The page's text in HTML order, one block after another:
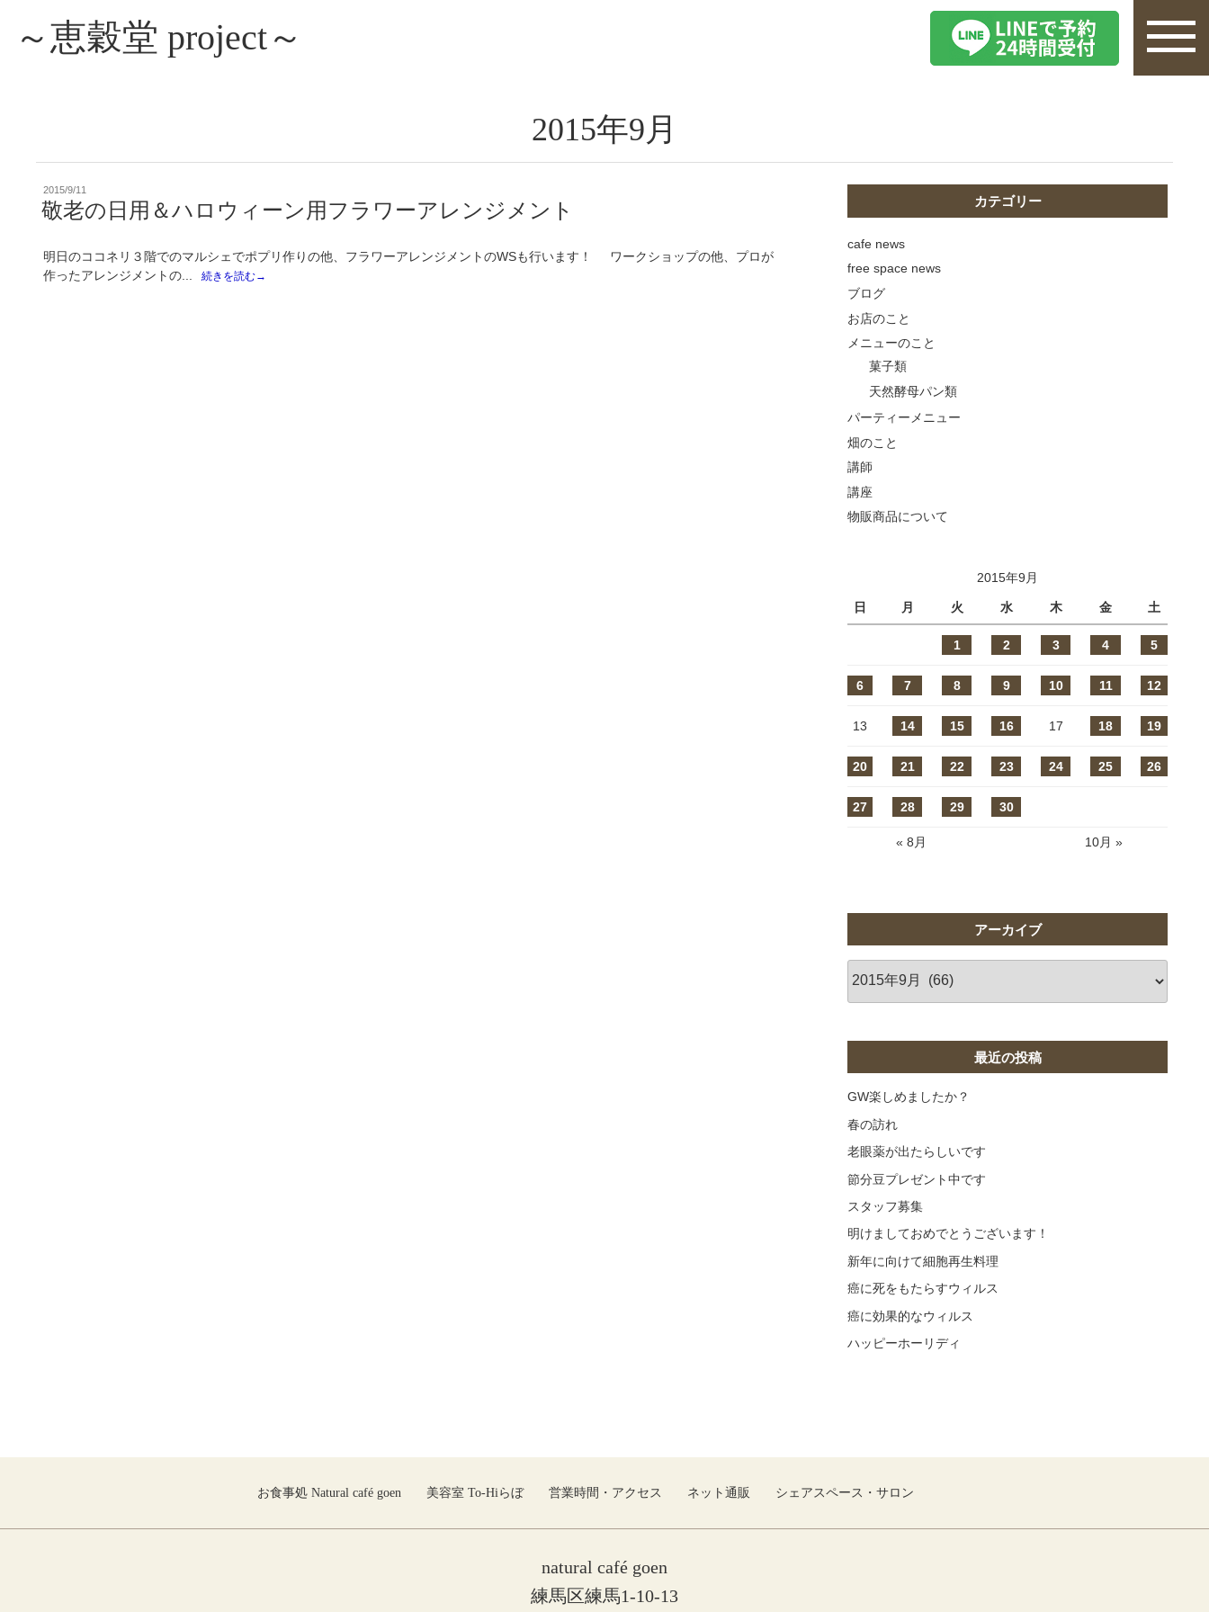
～恵穀堂 project～
2015年9月
投
稿
日:
2015/9/11
敬老の日用＆ハロウィーン用フラワーアレンジメント
明日のココネリ３階でのマルシェでポプリ作りの他、フラワーアレンジメントのWSも行います！ ワークショップの他、プロが
作ったアレンジメントの...
続きを読む→
カテゴリー
cafe news
free space news
ブログ
お店のこと
メニューのこと
菓子類
天然酵母パン類
パーティーメニュー
畑のこと
講師
講座
物販商品について
2015年9月
日 月 火 水 木 金 土
1 2 3 4 5
6 7 8 9 10 11 12
13 14 15 16 17 18 19
20 21 22 23 24 25 26
27 28 29 30
« 8月 10月 »
アーカイブ
ー
最近の投稿
GW楽しめましたか？
春の訪れ
老眼薬が出たらしいです
節分豆プレゼント中です
スタッフ募集
明けましておめでとうございます！
新年に向けて細胞再生料理
癌に死をもたらすウィルス
癌に効果的なウィルス
ハッピーホーリディ
お食事処 Natural café goen 美容室 To-Hiらぼ 営業時間・アクセス ネット通販 シェアスペース・サロン
natural café goen
練馬区練馬1-10-13